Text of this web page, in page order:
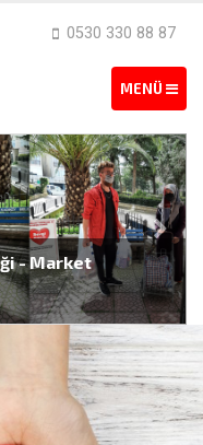
0530 330 88 87
- Market